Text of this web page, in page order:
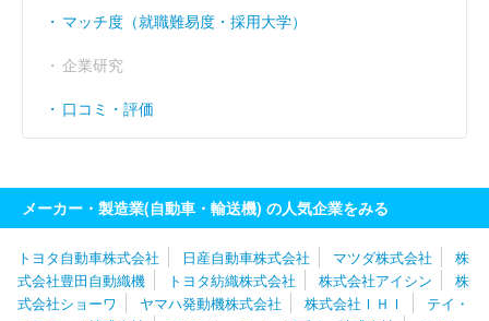
マッチ度（就職難易度・採用大学）
企業研究
口コミ・評価
メーカー・製造業(自動車・輸送機) の人気企業をみる
トヨタ自動車株式会社 日産自動車株式会社 マツダ株式会社
株
式会社豊田自動織機
トヨタ紡織株式会社 株式会社アイシン
株
式会社ショーワ
ヤマハ発動機株式会社 株式会社ＩＨＩ
テイ・